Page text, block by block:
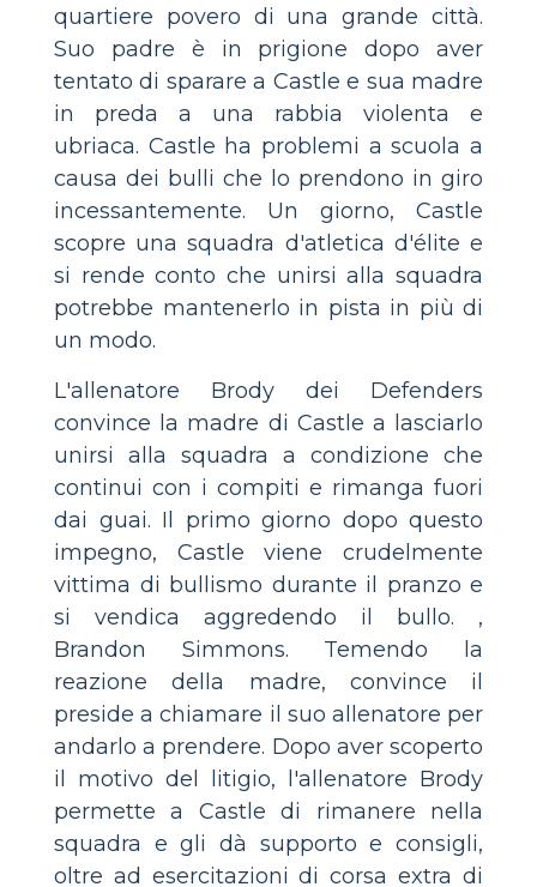
quartiere povero di una grande città.
Suo padre è in prigione dopo aver
tentato di sparare a Castle e sua madre
in preda a una rabbia violenta e
ubriaca. Castle ha problemi a scuola a
causa dei bulli che lo prendono in giro
incessantemente. Un giorno, Castle
scopre una squadra d'atletica d'élite e
si rende conto che unirsi alla squadra
potrebbe mantenerlo in pista in più di
un modo.
L'allenatore Brody dei Defenders
convince la madre di Castle a lasciarlo
unirsi alla squadra a condizione che
continui con i compiti e rimanga fuori
dai guai. Il primo giorno dopo questo
impegno, Castle viene crudelmente
vittima di bullismo durante il pranzo e
si vendica aggredendo il bullo. ,
Brandon Simmons. Temendo la
reazione della madre, convince il
preside a chiamare il suo allenatore per
andarlo a prendere. Dopo aver scoperto
il motivo del litigio, l'allenatore Brody
permette a Castle di rimanere nella
squadra e gli dà supporto e consigli,
oltre ad esercitazioni di corsa extra di